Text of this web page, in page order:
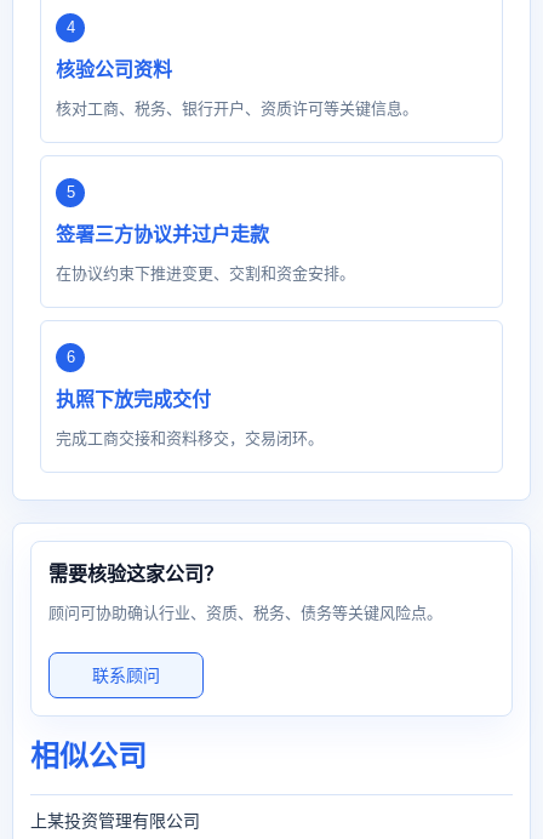
核验公司资料
核对工商、税务、银行开户、资质许可等关键信息。
签署三方协议并过户走款
在协议约束下推进变更、交割和资金安排。
执照下放完成交付
完成工商交接和资料移交，交易闭环。
需要核验这家公司？
顾问可协助确认行业、资质、税务、债务等关键风险点。
联系顾问
相似公司
上某投资管理有限公司